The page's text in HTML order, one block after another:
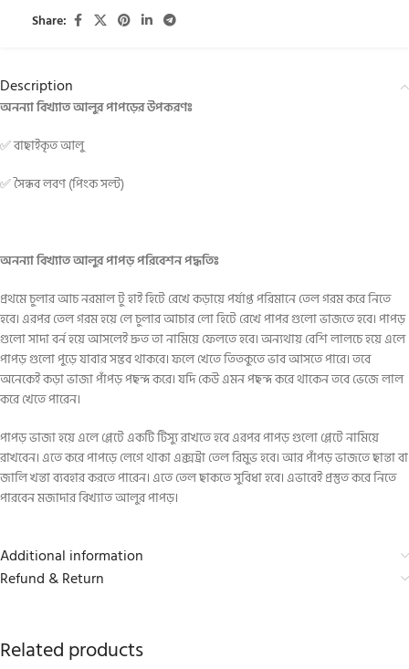
Share:
Description
অনন্যা বিখ্যাত আলুর পাপড়ের উপকরণঃ
✅ বাছাইকৃত আলু
✅ সৈন্ধব লবণ (পিংক সল্ট)
অনন্যা বিখ্যাত আলুর পাপড় পরিবেশন পদ্ধতিঃ
প্রথমে চুলার আচ নরমাল টু হাই হিটে রেখে কড়ায়ে পর্যাপ্ত পরিমানে তেল গরম করে নিতে
হবে। এরপর তেল গরম হয়ে লে চুলার আচার লো হিটে রেখে পাপর গুলো ভাজতে হবে। পাপড়
গুলো সাদা বর্ন হয়ে আসলেই দ্রুত তা নামিয়ে ফেলতে হবে। অন্যথায় বেশি লালচে হয়ে এলে
পাপড় গুলো পুড়ে যাবার সম্ভব থাকবে। ফলে খেতে তিতকুতে ভাব আসতে পারে। তবে
অনেকেই কড়া ভাজা পাঁপড় পছন্দ করে। যদি কেউ এমন পছন্দ করে থাকেন তবে ভেজে লাল
করে খেতে পারেন।
পাপড় ভাজা হয়ে এলে প্লেটে একটি টিস্যু রাখতে হবে এরপর পাপড় গুলো প্লেটে নামিয়ে
রাখবেন। এতে করে পাপড়ে লেগে থাকা এক্সট্রা তেল রিমুভ হবে। আর পাঁপড় ভাজতে ছান্তা বা
জালি খন্তা ব্যবহার করতে পারেন। এতে তেল ছাকতে সুবিধা হবে। এভাবেই প্রস্তুত করে নিতে
পারবেন মজাদার বিখ্যাত আলুর পাপড়।
Additional information
Refund & Return
Related products